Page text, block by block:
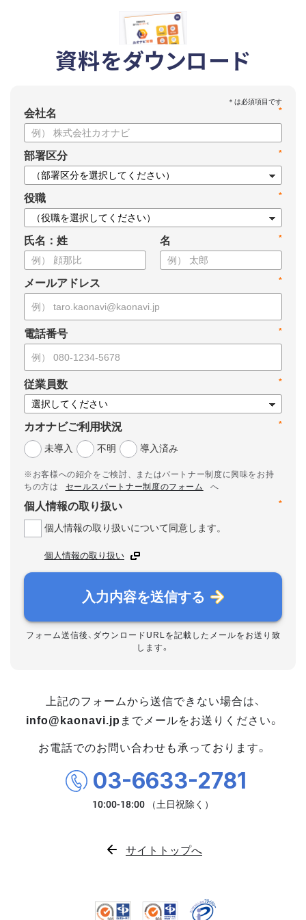
資料をダウンロード
*
会社名
*
部署区分
*
役職
氏名：姓 *
名
*
メールアドレス
*
電話番号
*
従業員数
*
カオナビご利用状況
未導入
不明 導入済み
※お客様への紹介をご検討、またはパートナー制度に興味をお持
ちの方は
セールスパートナー制度のフォーム
へ
*
個人情報の取り扱い
個人情報の取り扱いについて同意します。
個人情報の取り扱い
入力内容を送信する
フォーム送信後、ダウンロードURLを記載したメールをお送り致
します。
上記のフォームから送信できない場合は、
info@kaonavi.jp までメールをお送りください。
お電話でのお問い合わせも承っております。
03-6633-2781
サイトトップへ